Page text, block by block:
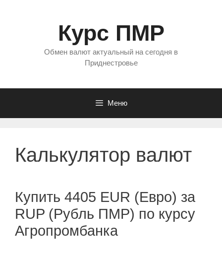
Курс ПМР
Обмен валют актуальный на сегодня в
Приднестровье
Меню
Калькулятор валют
Купить 4405 EUR (Евро) за
RUP (Рубль ПМР) по курсу
Агропромбанка